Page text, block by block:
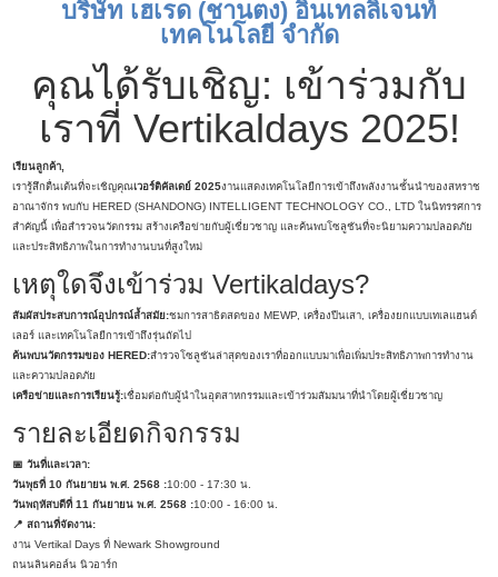
บริษัท เฮเรด (ชานตง) อินเทลลิเจนท์
เทคโนโลยี จำกัด
คุณได้รับเชิญ: เข้าร่วมกับ
เราที่ Vertikaldays 2025!
เรียนลูกค้า,
เรารู้สึกตื่นเต้นที่จะเชิญคุณเวอร์ติคัลเดย์ 2025งานแสดงเทคโนโลยีการเข้าถึงพลังงานชั้นนำของสหราช
อาณาจักร พบกับ HERED (SHANDONG) INTELLIGENT TECHNOLOGY CO., LTD ในนิทรรศการ
สำคัญนี้ เพื่อสำรวจนวัตกรรม สร้างเครือข่ายกับผู้เชี่ยวชาญ และค้นพบโซลูชันที่จะนิยามความปลอดภัย
และประสิทธิภาพในการทำงานบนที่สูงใหม่
เหตุใดจึงเข้าร่วม Vertikaldays?
สัมผัสประสบการณ์อุปกรณ์ล้ำสมัย:ชมการสาธิตสดของ MEWP, เครื่องปีนเสา, เครื่องยกแบบเทเลแฮนด์
เลอร์ และเทคโนโลยีการเข้าถึงรุ่นถัดไป
ค้นพบนวัตกรรมของ HERED:สำรวจโซลูชันล่าสุดของเราที่ออกแบบมาเพื่อเพิ่มประสิทธิภาพการทำงาน
และความปลอดภัย
เครือข่ายและการเรียนรู้:เชื่อมต่อกับผู้นำในอุตสาหกรรมและเข้าร่วมสัมมนาที่นำโดยผู้เชี่ยวชาญ
รายละเอียดกิจกรรม
📅 วันที่และเวลา:
วันพุธที่ 10 กันยายน พ.ศ. 2568 :10:00 - 17:30 น.
วันพฤหัสบดีที่ 11 กันยายน พ.ศ. 2568 :10:00 - 16:00 น.
📍 สถานที่จัดงาน:
งาน Vertikal Days ที่ Newark Showground
ถนนลินคอล์น นิวอาร์ก